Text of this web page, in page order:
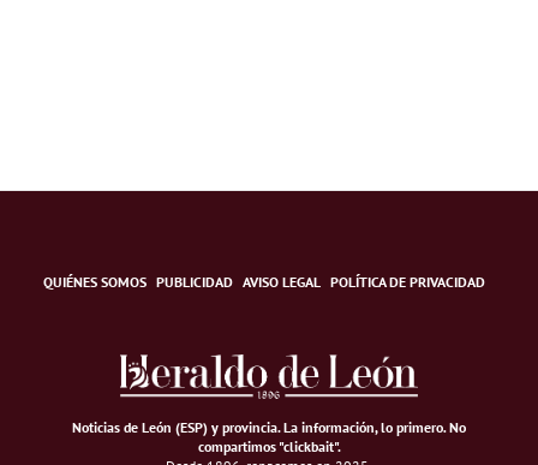
QUIÉNES SOMOS PUBLICIDAD AVISO LEGAL POLÍTICA DE PRIVACIDAD
Noticias de León (ESP) y provincia. La información, lo primero.No
compartimos "clickbait".